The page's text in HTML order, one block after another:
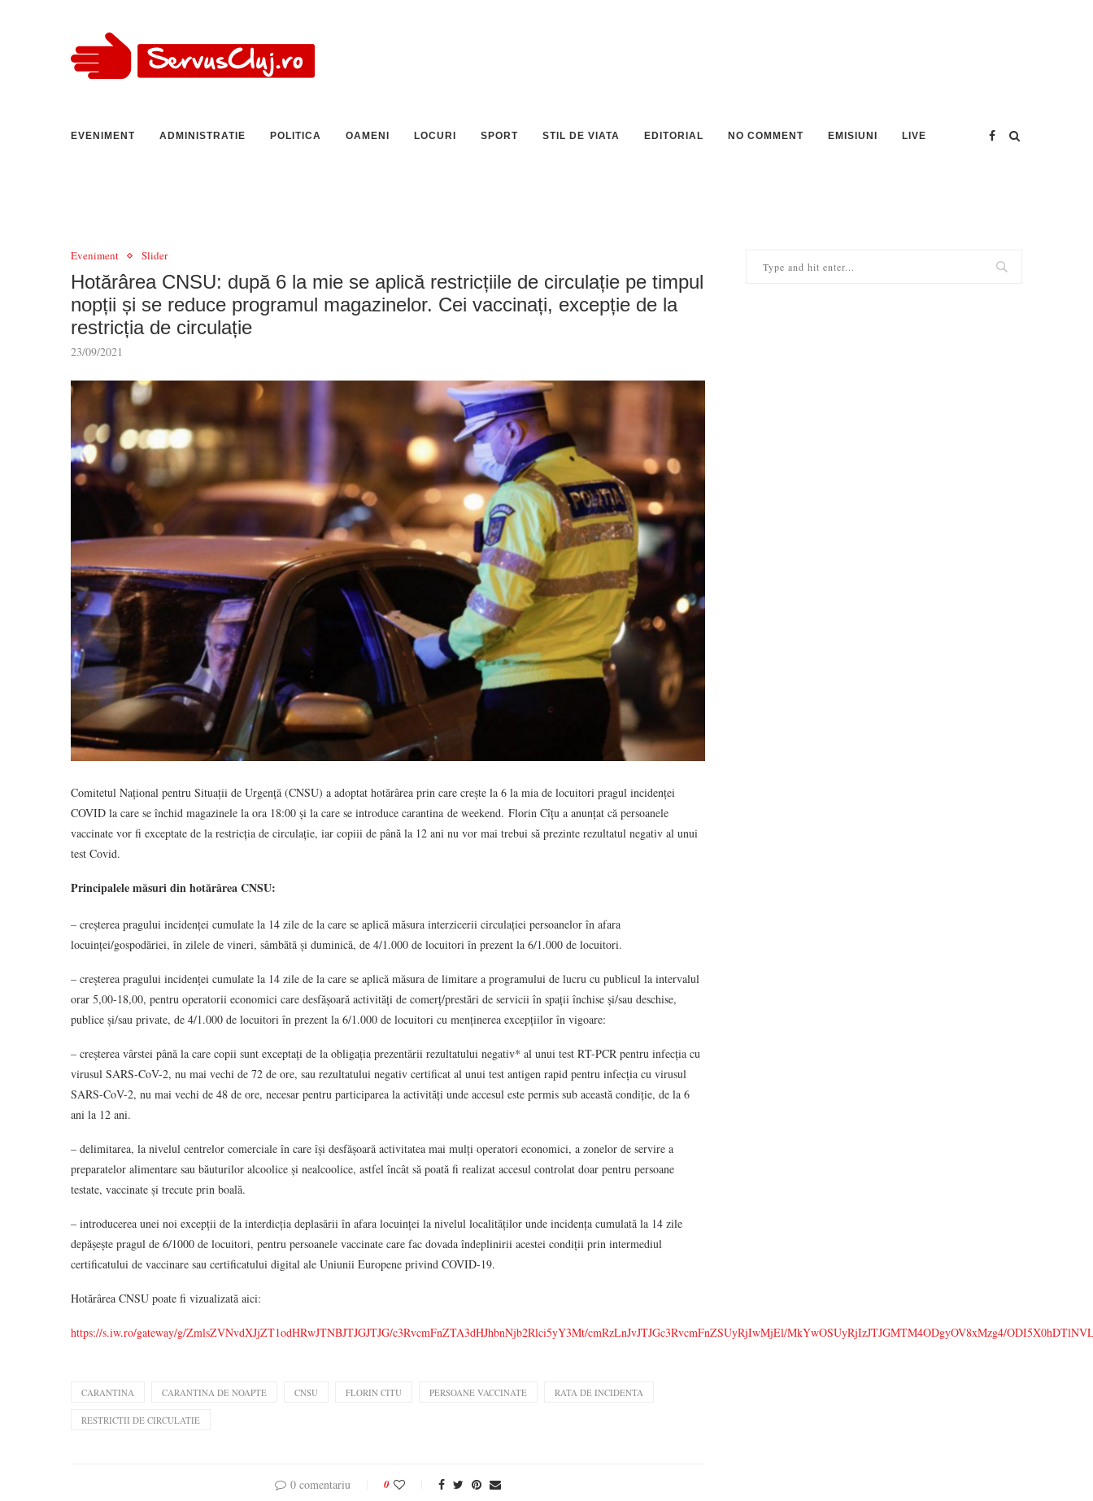
EVENIMENT ADMINISTRATIE POLITICA OAMENI LOCURI SPORT STIL DE VIATA EDITORIAL NO COMMENT EMISIUNI LIVE
Eveniment Slider
Hotărârea CNSU: după 6 la mie se aplică restricțiile de circulație pe timpul
nopții și se reduce programul magazinelor. Cei vaccinați, excepție de la
restricția de circulație
23/09/2021
Comitetul Național pentru Situații de Urgență (CNSU) a adoptat hotărârea prin care crește la 6 la mia de locuitori pragul incidenței
COVID la care se închid magazinele la ora 18:00 și la care se introduce carantina de weekend. Florin Cîțu a anunțat că persoanele
vaccinate vor fi exceptate de la restricția de circulație, iar copiii de până la 12 ani nu vor mai trebui să prezinte rezultatul negativ al unui
test Covid.
Principalele măsuri din hotărârea CNSU:
– creșterea pragului incidenței cumulate la 14 zile de la care se aplică măsura interzicerii circulației persoanelor în afara
locuinței/gospodăriei, în zilele de vineri, sâmbătă și duminică, de 4/1.000 de locuitori în prezent la 6/1.000 de locuitori.
– creșterea pragului incidenței cumulate la 14 zile de la care se aplică măsura de limitare a programului de lucru cu publicul la intervalul
orar 5,00-18,00, pentru operatorii economici care desfășoară activități de comerț/prestări de servicii în spații închise și/sau deschise,
publice și/sau private, de 4/1.000 de locuitori în prezent la 6/1.000 de locuitori cu menținerea excepțiilor în vigoare:
– creșterea vârstei până la care copii sunt exceptați de la obligația prezentării rezultatului negativ* al unui test RT-PCR pentru infecția cu
virusul SARS-CoV-2, nu mai vechi de 72 de ore, sau rezultatului negativ certificat al unui test antigen rapid pentru infecția cu virusul
SARS-CoV-2, nu mai vechi de 48 de ore, necesar pentru participarea la activități unde accesul este permis sub această condiție, de la 6
ani la 12 ani.
– delimitarea, la nivelul centrelor comerciale în care își desfășoară activitatea mai mulți operatori economici, a zonelor de servire a
preparatelor alimentare sau băuturilor alcoolice și nealcoolice, astfel încât să poată fi realizat accesul controlat doar pentru persoane
testate, vaccinate și trecute prin boală.
– introducerea unei noi excepții de la interdicția deplasării în afara locuinței la nivelul localităților unde incidența cumulată la 14 zile
depășește pragul de 6/1000 de locuitori, pentru persoanele vaccinate care fac dovada îndeplinirii acestei condiții prin intermediul
certificatului de vaccinare sau certificatului digital ale Uniunii Europene privind COVID-19.
Hotărârea CNSU poate fi vizualizată aici:
https://s.iw.ro/gateway/g/ZmlsZVNvdXJjZT1odHRwJTNBJTJGJTJG/c3RvcmFnZTA3dHJhbnNjb2Rlci5yY3Mt/cmRzLnJvJTJGc3RvcmFnZSUyRjIwMjEl/MkYwOSUyRjIzJTJGMTM4ODgyOV8xMzg4/
CARANTINA CARANTINA DE NOAPTE CNSU FLORIN CITU PERSOANE VACCINATE RATA DE INCIDENTA
RESTRICTII DE CIRCULATIE
0 comentariu 0